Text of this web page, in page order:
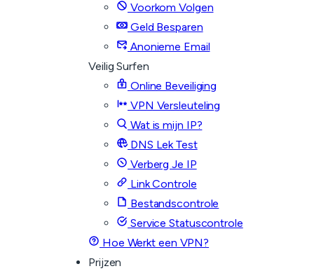
Voorkom Volgen
Geld Besparen
Anonieme Email
Veilig Surfen
Online Beveiliging
VPN Versleuteling
Wat is mijn IP?
DNS Lek Test
Verberg Je IP
Link Controle
Bestandscontrole
Service Statuscontrole
Hoe Werkt een VPN?
Prijzen